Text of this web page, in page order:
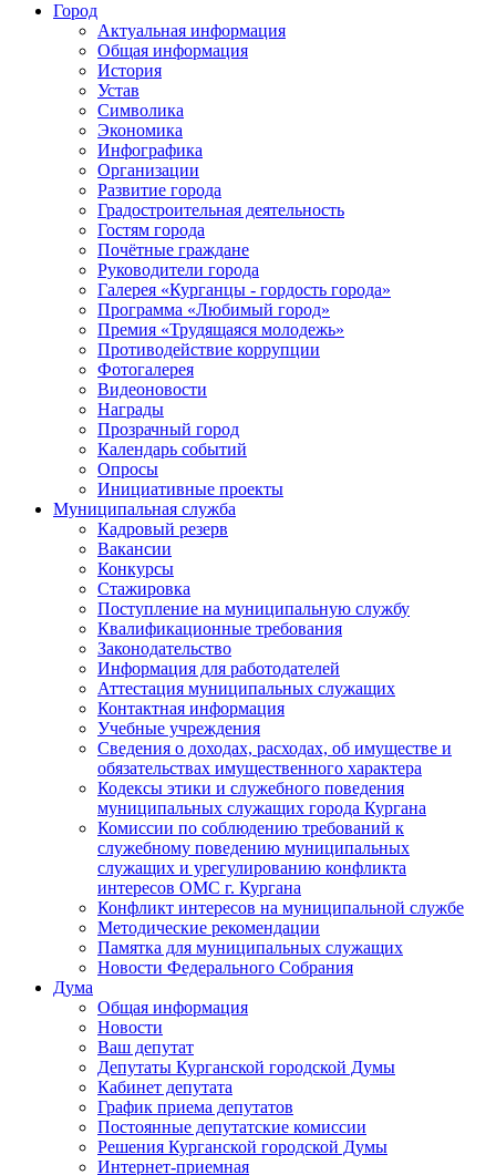
Город
Актуальная информация
Общая информация
История
Устав
Символика
Экономика
Инфографика
Организации
Развитие города
Градостроительная деятельность
Гостям города
Почётные граждане
Руководители города
Галерея «Курганцы - гордость города»
Программа «Любимый город»
Премия «Трудящаяся молодежь»
Противодействие коррупции
Фотогалерея
Видеоновости
Награды
Прозрачный город
Календарь событий
Опросы
Инициативные проекты
Муниципальная служба
Кадровый резерв
Вакансии
Конкурсы
Стажировка
Поступление на муниципальную службу
Квалификационные требования
Законодательство
Информация для работодателей
Аттестация муниципальных служащих
Контактная информация
Учебные учреждения
Сведения о доходах, расходах, об имуществе и
обязательствах имущественного характера
Кодексы этики и служебного поведения
муниципальных служащих города Кургана
Комиссии по соблюдению требований к
служебному поведению муниципальных
служащих и урегулированию конфликта
интересов ОМС г. Кургана
Конфликт интересов на муниципальной службе
Методические рекомендации
Памятка для муниципальных служащих
Новости Федерального Cобрания
Дума
Общая информация
Новости
Ваш депутат
Депутаты Курганской городской Думы
Кабинет депутата
График приема депутатов
Постоянные депутатские комиссии
Решения Курганской городской Думы
Интернет-приемная